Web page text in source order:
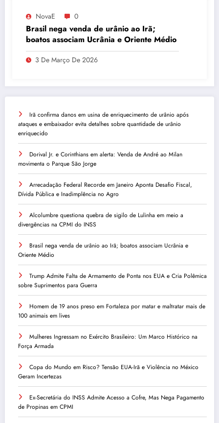
NovaE 0
Brasil nega venda de urânio ao Irã;
boatos associam Ucrânia e Oriente Médio
3 De Março De 2026
Irã confirma danos em usina de enriquecimento de urânio após
ataques e embaixador evita detalhes sobre quantidade de urânio
enriquecido
Dorival Jr. e Corinthians em alerta: Venda de André ao Milan
movimenta o Parque São Jorge
Arrecadação Federal Recorde em Janeiro Aponta Desafio Fiscal,
Dívida Pública e Inadimplência no Agro
Alcolumbre questiona quebra de sigilo de Lulinha em meio a
divergências na CPMI do INSS
Brasil nega venda de urânio ao Irã; boatos associam Ucrânia e
Oriente Médio
Trump Admite Falta de Armamento de Ponta nos EUA e Cria Polêmica
sobre Suprimentos para Guerra
Homem de 19 anos preso em Fortaleza por matar e maltratar mais de
100 animais em lives
Mulheres Ingressam no Exército Brasileiro: Um Marco Histórico na
Força Armada
Copa do Mundo em Risco? Tensão EUA-Irã e Violência no México
Geram Incertezas
Ex-Secretária do INSS Admite Acesso a Cofre, Mas Nega Pagamento
de Propinas em CPMI